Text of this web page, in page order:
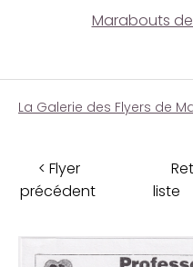
Marabouts de
La Galerie des Flyers de
< Flyer
précédent
liste